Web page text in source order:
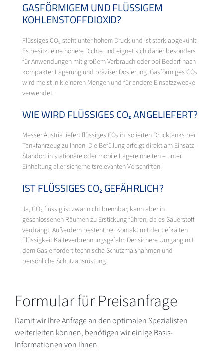
GASFÖRMIGEM UND FLÜSSIGEM
KOHLENSTOFFDIOXID?
Flüssiges CO₂ steht unter hohem Druck und ist stark abgekühlt.
Es besitzt eine höhere Dichte und eignet sich daher besonders
für Anwendungen mit großem Verbrauch oder bei Bedarf nach
kompakter Lagerung und präziser Dosierung. Gasförmiges CO₂
wird meist in kleineren Mengen und für andere Einsatzzwecke
verwendet.
WIE WIRD FLÜSSIGES CO₂ ANGELIEFERT?
Messer Austria liefert flüssiges CO₂ in isolierten Drucktanks per
Tankfahrzeug zu Ihnen. Die Befüllung erfolgt direkt am Einsatz-
Standort in stationäre oder mobile Lagereinheiten – unter
Einhaltung aller sicherheitsrelevanten Vorschriften.
IST FLÜSSIGES CO₂ GEFÄHRLICH?
Ja, CO₂ flüssig ist zwar nicht brennbar, kann aber in
geschlossenen Räumen zu Erstickung führen, da es Sauerstoff
verdrängt. Außerdem besteht bei Kontakt mit der tiefkalten
Flüssigkeit Kälteverbrennungsgefahr. Der sichere Umgang mit
dem Gas erfordert technische Schutzmaßnahmen und
persönliche Schutzausrüstung.
Formular für Preisanfrage
Damit wir Ihre Anfrage an den optimalen Spezialisten
weiterleiten können, benötigen wir einige Basis-
Informationen von Ihnen.